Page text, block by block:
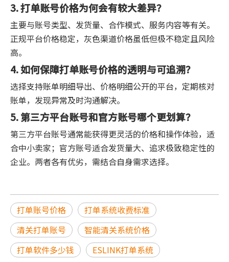
3. 打单账号价格为何会有较大差异？
主要与账号类型、发货量、合作模式、服务内容等有关。
正规平台价格稳定，灰色渠道价格虽低但极不稳定且风险
高。
4. 如何保障打单账号价格的透明与可追溯？
选择支持账单明细导出、价格明细公开的平台，定期核对
账单，发现异常及时沟通解决。
5. 第三方平台账号和官方账号哪个更划算？
第三方平台账号通常能获得更灵活的价格和操作体验，适
合中小卖家；官方账号适合发货量大、追求极致稳定性的
企业。两者各有优劣，需结合自身需求选择。
打单账号价格
打单系统收费标准
清关打单账号
智能清关系统价格
打单软件多少钱
ESLINK打单系统